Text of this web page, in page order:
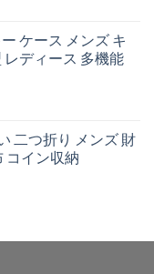
ケース メンズ キ
レディース 多機能
二つ折り メンズ 財
コイン収納